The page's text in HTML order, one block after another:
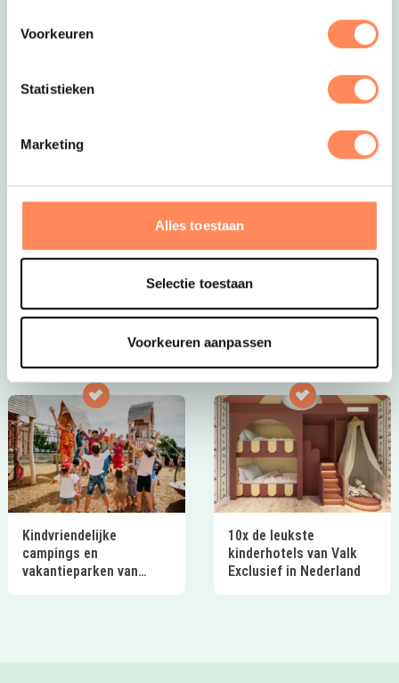
Voorkeuren
Statistieken
Marketing
Alles toestaan
Selectie toestaan
Voorkeuren aanpassen
Dít is vakantie op z’n mooist!
eindeloos in de natuur, bouwen ze hutten, spetteren ze
in de Vecht en beleven ze elke dag een nieuw
avontuur. Een paradijs voor jonge ontdekkers én een
Bekijk Huttopia de Roos
Kindvriendelijke
campings en
vakantieparken van
10x de leukste
kinderhotels van Valk
Exclusief in Nederland